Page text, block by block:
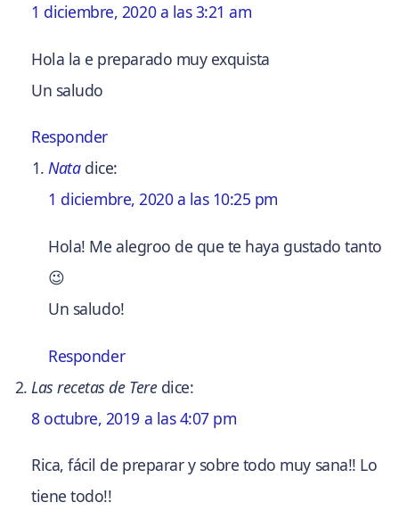
1 diciembre, 2020 a las 3:21 am
Hola la e preparado muy exquista
Un saludo
Responder
Nata dice:
1 diciembre, 2020 a las 10:25 pm
Hola! Me alegroo de que te haya gustado tanto
😉
Un saludo!
Responder
Las recetas de Tere dice:
8 octubre, 2019 a las 4:07 pm
Rica, fácil de preparar y sobre todo muy sana!! Lo
tiene todo!!